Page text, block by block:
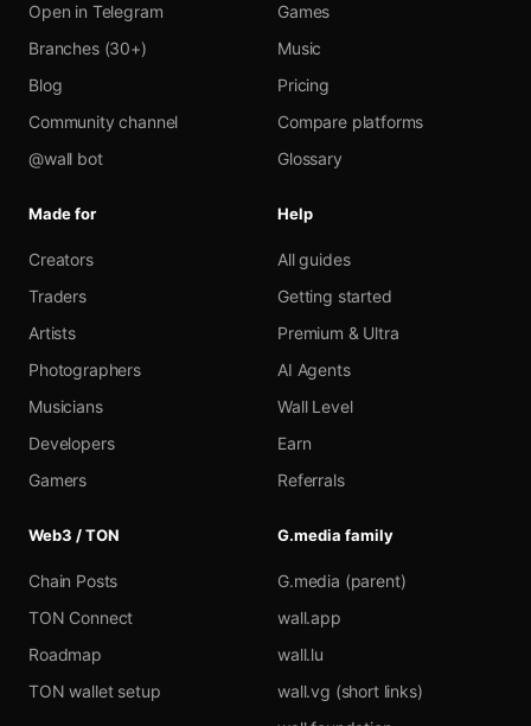
Open in Telegram
Branches (30+)
Blog
Community channel
@wall bot
Games
Music
Pricing
Compare platforms
Glossary
Made for
Creators
Traders
Artists
Photographers
Musicians
Developers
Gamers
Help
All guides
Getting started
Premium & Ultra
AI Agents
Wall Level
Earn
Referrals
Web3 / TON
Chain Posts
TON Connect
Roadmap
TON wallet setup
G.media family
G.media (parent)
wall.app
wall.lu
wall.vg (short links)